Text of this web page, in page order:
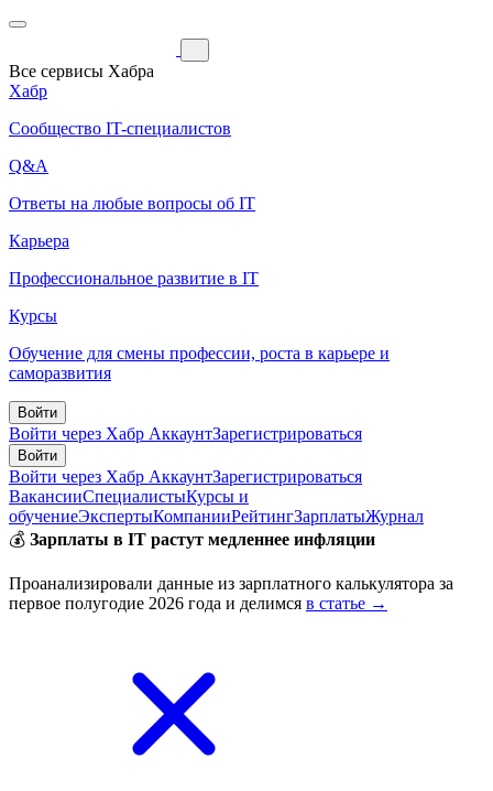
Все сервисы Хабра
Хабр
Сообщество IT-специалистов
Q&A
Ответы на любые вопросы об IT
Карьера
Профессиональное развитие в IT
Курсы
Обучение для смены профессии, роста в карьере и
саморазвития
Войти
Войти через Хабр АккаунтЗарегистрироваться
Войти
Войти через Хабр АккаунтЗарегистрироваться
ВакансииСпециалистыКурсы и
обучениеЭкспертыКомпанииРейтингЗарплатыЖурнал
💰 Зарплаты в IT растут медленнее инфляции
Проанализировали данные из зарплатного калькулятора за
первое полугодие 2026 года и делимся в статье →